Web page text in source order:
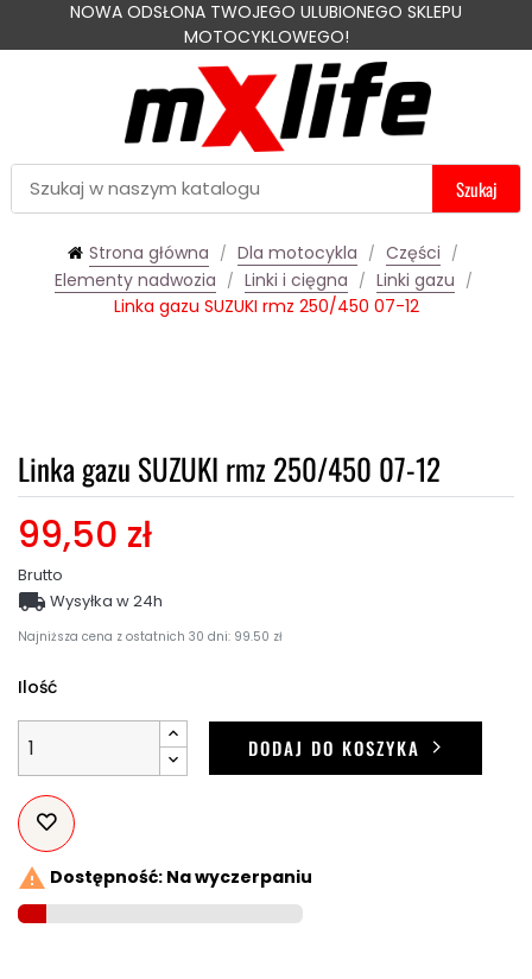
NOWA ODSŁONA TWOJEGO ULUBIONEGO SKLEPU
MOTOCYKLOWEGO!
Szukaj
Strona główna Dla motocykla
Części
Elementy nadwozia
Linki i cięgna
Linki gazu
Linka gazu SUZUKI rmz 250/450 07-12
Linka gazu SUZUKI rmz 250/450 07-12
99,50 zł
Brutto
Najniższa cena z ostatnich 30 dni: 99.50 zł
 Wysyłka w 24h
Ilość
DODAJ DO KOSZYKA
 Dostępność: Na wyczerpaniu